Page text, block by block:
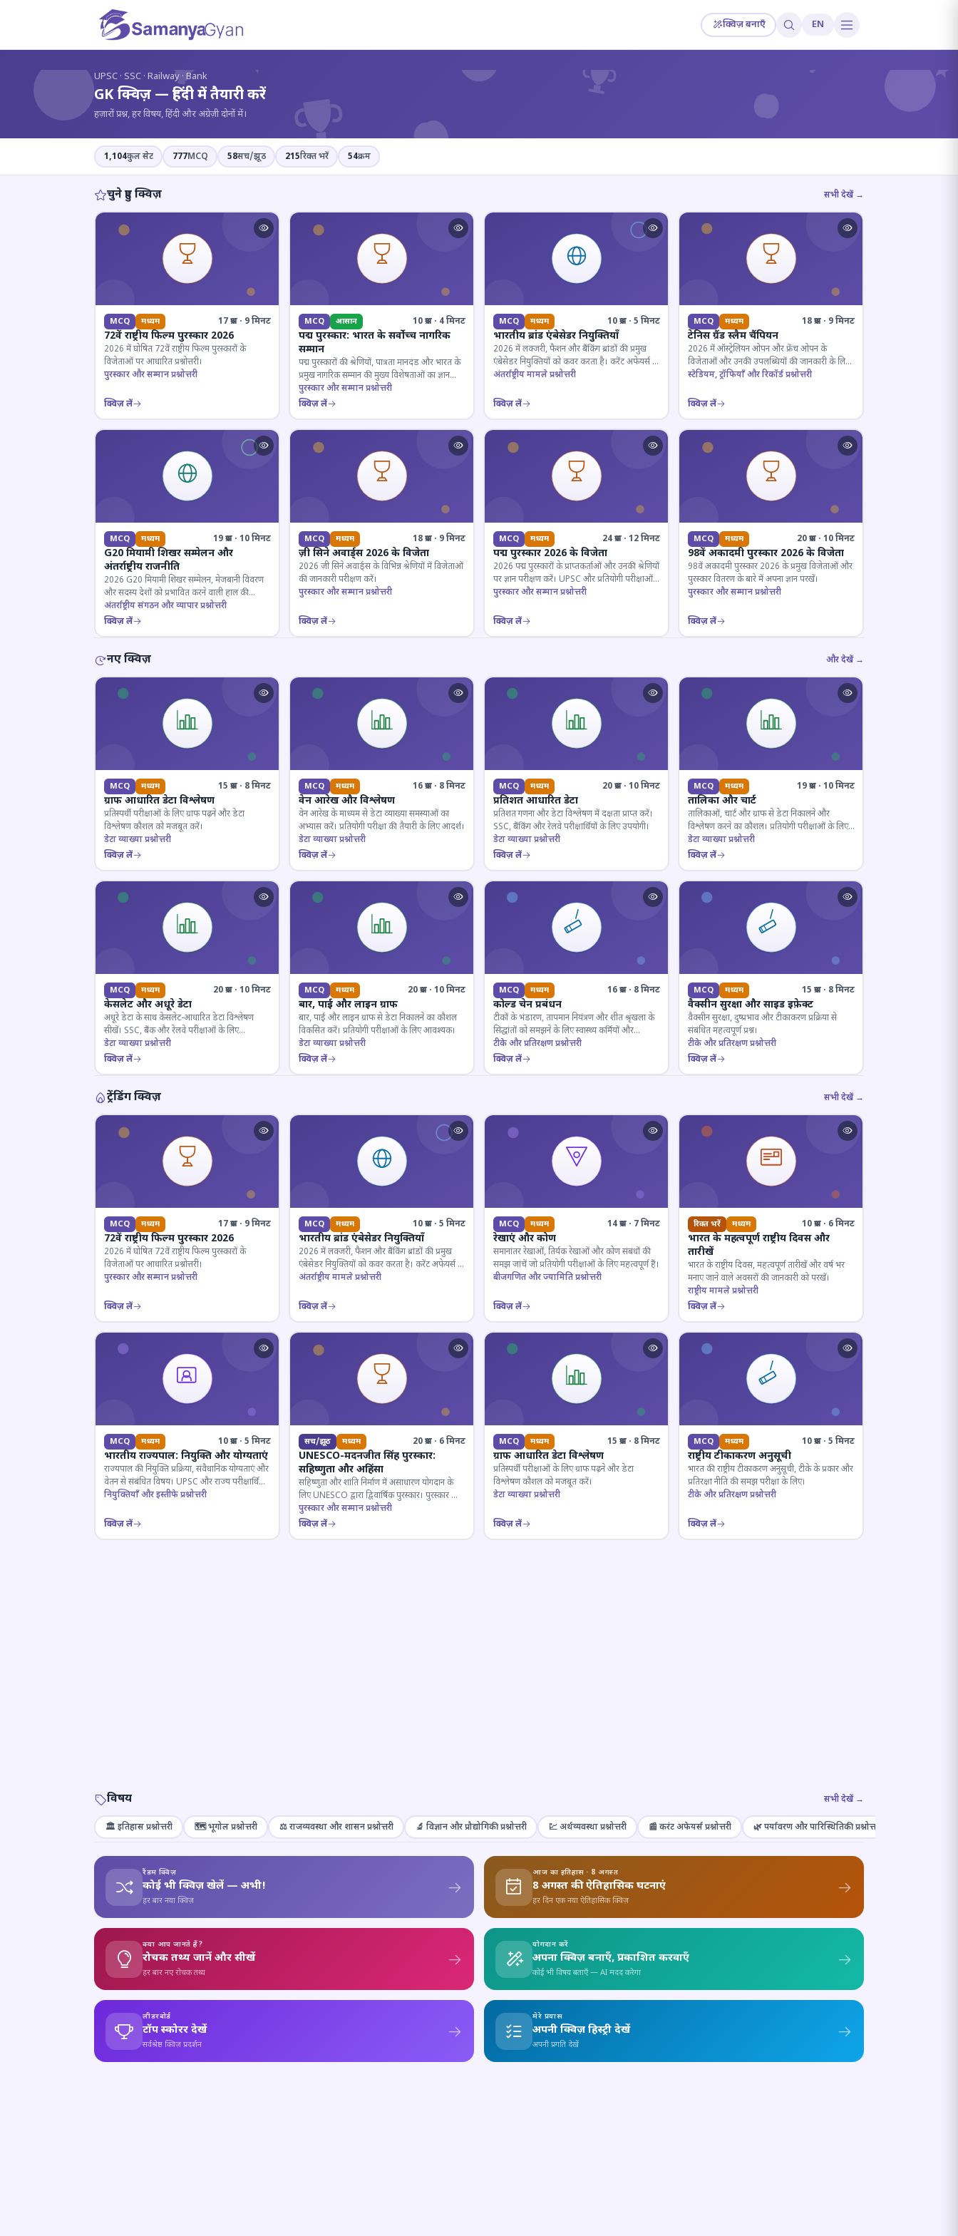
क्विज़ बनाएँ EN
? ? ?
UPSC · SSC · Railway · Bank
GK क्विज़ — हिंदी में तैयारी करें
हज़ारों प्रश्न, हर विषय, हिंदी और अंग्रेज़ी दोनों में।
1,104कुल सेट 777MCQ 58सच/झूठ 215रिक्त भरें 54क्रम
चुने हुए क्विज़ सभी देखें →
MCQ मध्यम 17 प्रश्न · 9 मिनट
72वें राष्ट्रीय फिल्म पुरस्कार 2026
2026 में घोषित 72वें राष्ट्रीय फिल्म पुरस्कारों के
विजेताओं पर आधारित प्रश्नोत्तरी।
पुरस्कार और सम्मान प्रश्नोत्तरी
क्विज़ लें
MCQ आसान 10 प्रश्न · 4 मिनट
पद्म पुरस्कार: भारत के सर्वोच्च नागरिक
सम्मान
पद्म पुरस्कारों की श्रेणियों, पात्रता मानदंड और भारत के
प्रमुख नागरिक सम्मान की मुख्य विशेषताओं का ज्ञान
परखें।
पुरस्कार और सम्मान प्रश्नोत्तरी
क्विज़ लें
MCQ मध्यम 10 प्रश्न · 5 मिनट
भारतीय ब्रांड एंबेसेडर नियुक्तियाँ
2026 में लक्जरी, फैशन और बैंकिंग ब्रांडों की प्रमुख
एंबेसेडर नियुक्तियों को कवर करता है। करेंट अफेयर्स के
लिए जरूरी।
अंतर्राष्ट्रीय मामले प्रश्नोत्तरी
क्विज़ लें
MCQ मध्यम 18 प्रश्न · 9 मिनट
टेनिस ग्रैंड स्लैम चैंपियन
2026 में ऑस्ट्रेलियन ओपन और फ्रेंच ओपन के
विजेताओं और उनकी उपलब्धियों की जानकारी के लिए
क्विज़।
स्टेडियम, ट्रॉफियाँ और रिकॉर्ड प्रश्नोत्तरी
क्विज़ लें
MCQ मध्यम 19 प्रश्न · 10 मिनट
G20 मियामी शिखर सम्मेलन और
अंतर्राष्ट्रीय राजनीति
2026 G20 मियामी शिखर सम्मेलन, मेजबानी विवरण
और सदस्य देशों को प्रभावित करने वाली हाल की
राजनयिक घटनाओं पर ज्ञान परीक्षण करें।
अंतर्राष्ट्रीय संगठन और व्यापार प्रश्नोत्तरी
क्विज़ लें
MCQ मध्यम 18 प्रश्न · 9 मिनट
ज़ी सिने अवार्ड्स 2026 के विजेता
2026 जी सिने अवार्ड्स के विभिन्न श्रेणियों में विजेताओं
की जानकारी परीक्षण करें।
पुरस्कार और सम्मान प्रश्नोत्तरी
क्विज़ लें
MCQ मध्यम 24 प्रश्न · 12 मिनट
पद्म पुरस्कार 2026 के विजेता
2026 पद्म पुरस्कारों के प्राप्तकर्ताओं और उनकी श्रेणियों
पर ज्ञान परीक्षण करें। UPSC और प्रतियोगी परीक्षाओं
के लिए महत्वपूर्ण।
पुरस्कार और सम्मान प्रश्नोत्तरी
क्विज़ लें
MCQ मध्यम 20 प्रश्न · 10 मिनट
98वें अकादमी पुरस्कार 2026 के विजेता
98वें अकादमी पुरस्कार 2026 के प्रमुख विजेताओं और
पुरस्कार वितरण के बारे में अपना ज्ञान परखें।
पुरस्कार और सम्मान प्रश्नोत्तरी
क्विज़ लें
नए क्विज़ और देखें →
MCQ मध्यम 15 प्रश्न · 8 मिनट
ग्राफ आधारित डेटा विश्लेषण
प्रतिस्पर्धी परीक्षाओं के लिए ग्राफ पढ़ने और डेटा
विश्लेषण कौशल को मजबूत करें।
डेटा व्याख्या प्रश्नोत्तरी
क्विज़ लें
MCQ मध्यम 16 प्रश्न · 8 मिनट
वेन आरेख और विश्लेषण
वेन आरेख के माध्यम से डेटा व्याख्या समस्याओं का
अभ्यास करें। प्रतियोगी परीक्षा की तैयारी के लिए आदर्श।
डेटा व्याख्या प्रश्नोत्तरी
क्विज़ लें
MCQ मध्यम 20 प्रश्न · 10 मिनट
प्रतिशत आधारित डेटा
प्रतिशत गणना और डेटा विश्लेषण में दक्षता प्राप्त करें।
SSC, बैंकिंग और रेलवे परीक्षार्थियों के लिए उपयोगी।
डेटा व्याख्या प्रश्नोत्तरी
क्विज़ लें
MCQ मध्यम 19 प्रश्न · 10 मिनट
तालिका और चार्ट
तालिकाओं, चार्ट और ग्राफ से डेटा निकालने और
विश्लेषण करने का कौशल। प्रतियोगी परीक्षाओं के लिए
अनिवार्य।
डेटा व्याख्या प्रश्नोत्तरी
क्विज़ लें
MCQ मध्यम 20 प्रश्न · 10 मिनट
केसलेट और अधूरे डेटा
अधूरे डेटा के साथ केसलेट-आधारित डेटा विश्लेषण
सीखें। SSC, बैंक और रेलवे परीक्षाओं के लिए
महत्वपूर्ण।
डेटा व्याख्या प्रश्नोत्तरी
क्विज़ लें
MCQ मध्यम 20 प्रश्न · 10 मिनट
बार, पाई और लाइन ग्राफ
बार, पाई और लाइन ग्राफ से डेटा निकालने का कौशल
विकसित करें। प्रतियोगी परीक्षाओं के लिए आवश्यक।
डेटा व्याख्या प्रश्नोत्तरी
क्विज़ लें
MCQ मध्यम 16 प्रश्न · 8 मिनट
कोल्ड चेन प्रबंधन
टीकों के भंडारण, तापमान नियंत्रण और शीत श्रृंखला के
सिद्धांतों को समझने के लिए स्वास्थ्य कर्मियों और
परीक्षार्थियों के लिए महत्वपूर्ण।
टीके और प्रतिरक्षण प्रश्नोत्तरी
क्विज़ लें
MCQ मध्यम 15 प्रश्न · 8 मिनट
वैक्सीन सुरक्षा और साइड इफ़ेक्ट
वैक्सीन सुरक्षा, दुष्प्रभाव और टीकाकरण प्रक्रिया से
संबंधित महत्वपूर्ण प्रश्न।
टीके और प्रतिरक्षण प्रश्नोत्तरी
क्विज़ लें
ट्रेंडिंग क्विज़ सभी देखें →
MCQ मध्यम 17 प्रश्न · 9 मिनट
72वें राष्ट्रीय फिल्म पुरस्कार 2026
2026 में घोषित 72वें राष्ट्रीय फिल्म पुरस्कारों के
विजेताओं पर आधारित प्रश्नोत्तरी।
पुरस्कार और सम्मान प्रश्नोत्तरी
क्विज़ लें
MCQ मध्यम 10 प्रश्न · 5 मिनट
भारतीय ब्रांड एंबेसेडर नियुक्तियाँ
2026 में लक्जरी, फैशन और बैंकिंग ब्रांडों की प्रमुख
एंबेसेडर नियुक्तियों को कवर करता है। करेंट अफेयर्स के
लिए जरूरी।
अंतर्राष्ट्रीय मामले प्रश्नोत्तरी
क्विज़ लें
MCQ मध्यम 14 प्रश्न · 7 मिनट
रेखाएं और कोण
समानांतर रेखाओं, तिर्यक रेखाओं और कोण संबंधों की
समझ जांचें जो प्रतियोगी परीक्षाओं के लिए महत्वपूर्ण हैं।
बीजगणित और ज्यामिति प्रश्नोत्तरी
क्विज़ लें
रिक्त भरें मध्यम 10 प्रश्न · 6 मिनट
भारत के महत्वपूर्ण राष्ट्रीय दिवस और
तारीखें
भारत के राष्ट्रीय दिवस, महत्वपूर्ण तारीखें और वर्ष भर
मनाए जाने वाले अवसरों की जानकारी को परखें।
राष्ट्रीय मामले प्रश्नोत्तरी
क्विज़ लें
MCQ मध्यम 10 प्रश्न · 5 मिनट
भारतीय राज्यपाल: नियुक्ति और योग्यताएं
राज्यपाल की नियुक्ति प्रक्रिया, संवैधानिक योग्यताएं और
वेतन से संबंधित विषय। UPSC और राज्य परीक्षार्थियों
के लिए महत्वपूर्ण।
नियुक्तियाँ और इस्तीफे प्रश्नोत्तरी
क्विज़ लें
सच/झूठ मध्यम 20 प्रश्न · 6 मिनट
UNESCO-मदनजीत सिंह पुरस्कार:
सहिष्णुता और अहिंसा
सहिष्णुता और शांति निर्माण में असाधारण योगदान के
लिए UNESCO द्वारा द्विवार्षिक पुरस्कार। पुरस्कार का
इतिहास और प्राप्तकर्ता।
पुरस्कार और सम्मान प्रश्नोत्तरी
क्विज़ लें
MCQ मध्यम 15 प्रश्न · 8 मिनट
ग्राफ आधारित डेटा विश्लेषण
प्रतिस्पर्धी परीक्षाओं के लिए ग्राफ पढ़ने और डेटा
विश्लेषण कौशल को मजबूत करें।
डेटा व्याख्या प्रश्नोत्तरी
क्विज़ लें
MCQ मध्यम 10 प्रश्न · 5 मिनट
राष्ट्रीय टीकाकरण अनुसूची
भारत की राष्ट्रीय टीकाकरण अनुसूची, टीके के प्रकार और
प्रतिरक्षा नीति की समझ परीक्षा के लिए।
टीके और प्रतिरक्षण प्रश्नोत्तरी
क्विज़ लें
विषय सभी देखें →
🏛️ इतिहास प्रश्नोत्तरी 🗺️ भूगोल प्रश्नोत्तरी ⚖️ राजव्यवस्था और शासन प्रश्नोत्तरी 🔬 विज्ञान और प्रौद्योगिकी प्रश्नोत्तरी 💹 अर्थव्यवस्था प्रश्नोत्तरी 📰 करंट अफेयर्स प्रश्नोत्तरी 🌿 पर्यावरण और पारिस्थितिकी प्रश्नोत्तरी
रैंडम क्विज़
कोई भी क्विज़ खेलें — अभी!
हर बार नया क्विज़
आज का इतिहास · 8 अगस्त
8 अगस्त की ऐतिहासिक घटनाएं
हर दिन एक नया ऐतिहासिक क्विज़
क्या आप जानते हैं?
रोचक तथ्य जानें और सीखें
हर बार नए रोचक तथ्य
योगदान करें
अपना क्विज़ बनाएँ, प्रकाशित करवाएँ
कोई भी विषय बताएँ — AI मदद करेगा
लीडरबोर्ड
टॉप स्कोरर देखें
सर्वश्रेष्ठ क्विज़ प्रदर्शन
मेरे प्रयास
अपनी क्विज़ हिस्ट्री देखें
अपनी प्रगति देखें